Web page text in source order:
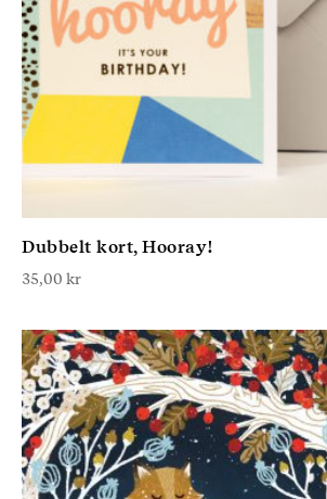
Dubbelt kort, Hooray!
35,00 kr